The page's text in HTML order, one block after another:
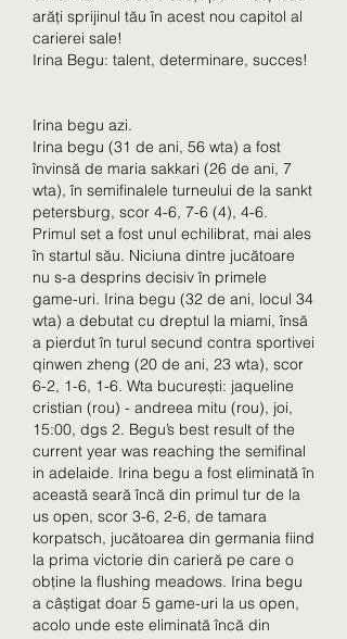
arăți sprijinul tău în acest nou capitol al
carierei sale!
Irina Begu: talent, determinare, succes!
Irina begu azi.
Irina begu (31 de ani, 56 wta) a fost
învinsă de maria sakkari (26 de ani, 7
wta), în semifinalele turneului de la sankt
petersburg, scor 4-6, 7-6 (4), 4-6.
Primul set a fost unul echilibrat, mai ales
în startul său. Niciuna dintre jucătoare
nu s-a desprins decisiv în primele
game-uri. Irina begu (32 de ani, locul 34
wta) a debutat cu dreptul la miami, însă
a pierdut în turul secund contra sportivei
qinwen zheng (20 de ani, 23 wta), scor
6-2, 1-6, 1-6. Wta bucurești: jaqueline
cristian (rou) - andreea mitu (rou), joi,
15:00, dgs 2. Begu’s best result of the
current year was reaching the semifinal
in adelaide. Irina begu a fost eliminată în
această seară încă din primul tur de la
us open, scor 3-6, 2-6, de tamara
korpatsch, jucătoarea din germania fiind
la prima victorie din carieră pe care o
obține la flushing meadows. Irina begu
a câștigat doar 5 game-uri la us open,
acolo unde este eliminată încă din